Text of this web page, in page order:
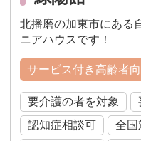
北播磨の加東市にある
ニアハウスです！
サービス付き高齢者
要介護の者を対象
認知症相談可
全国